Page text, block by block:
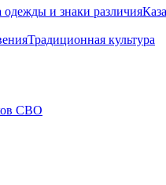
и знаки различия
Традиционная культура
СВО